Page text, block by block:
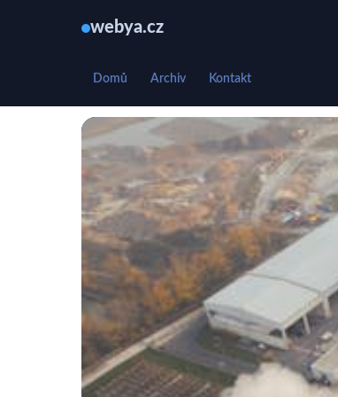
webya.cz
Domů Archiv Kontakt